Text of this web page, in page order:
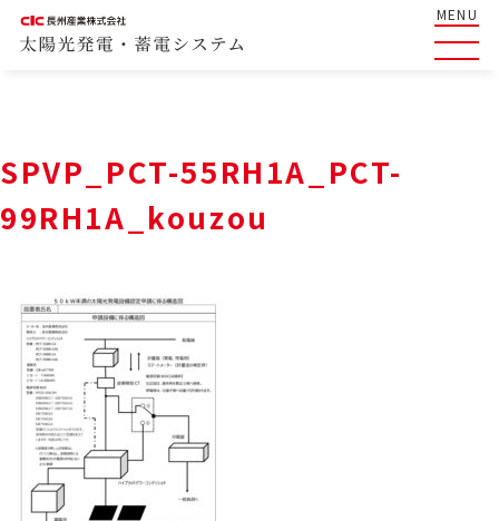
MENU
SPVP_PCT-55RH1A_PCT-
99RH1A_kouzou